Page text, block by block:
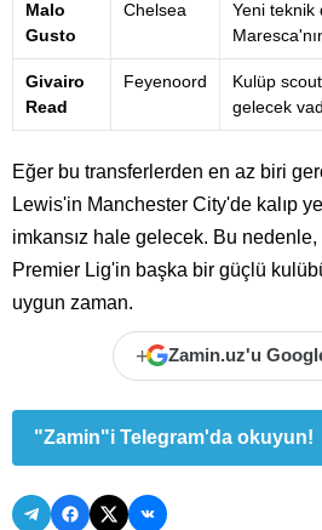
Malo
Gusto
Chelsea
Yeni teknik
Givairo
Read
Feyenoord
Kulüp
gelecek
Eğer bu transferlerden en az biri
Lewis'in Manchester City'de kalıp
imkansız hale gelecek. Bu
Premier Lig'in başka bir güçlü
uygun zaman.
+ Zamin.uz'u
"Zamin"i Telegram'da okuyun!